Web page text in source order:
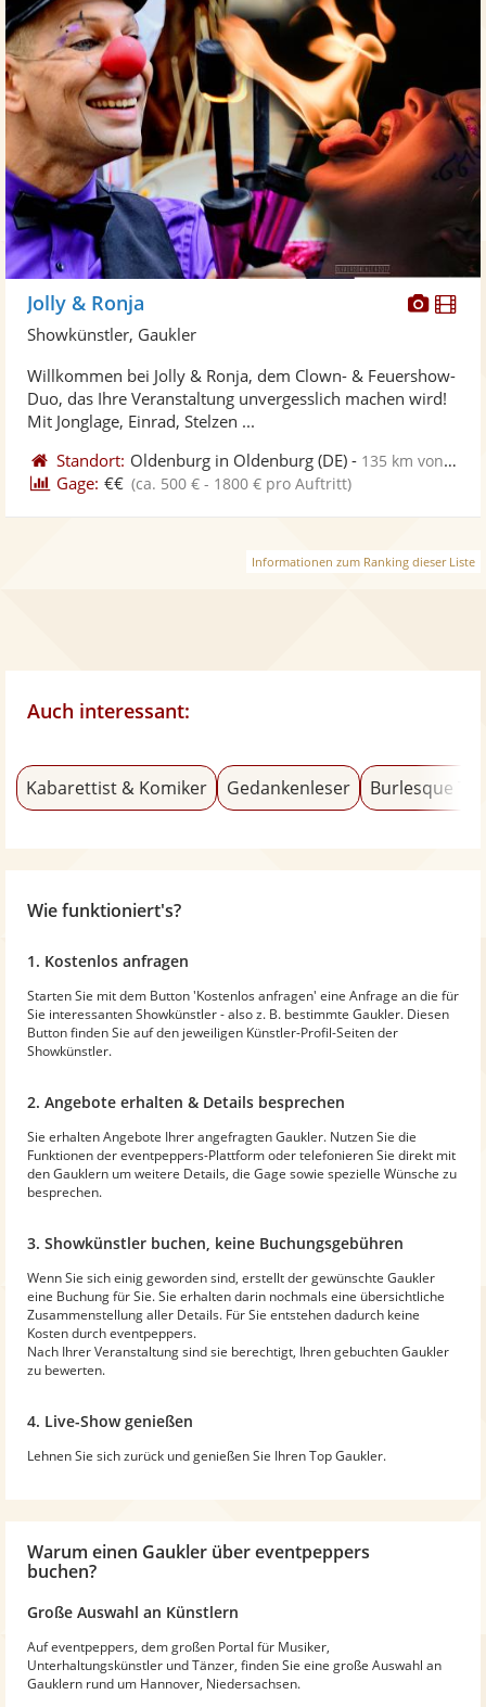
Fotos
Jolly & Ronja
Showkünstler, Gaukler
Willkommen bei Jolly & Ronja, dem Clown- & Feuershow-
Duo, das Ihre Veranstaltung unvergesslich machen wird!
Mit Jonglage, Einrad, Stelzen ...
Standort: Oldenburg in Oldenburg (DE) - 135 km von Hannover
Gage: €€ (ca. 500 € - 1800 € pro Auftritt)
Informationen zum Ranking dieser Liste
Auch interessant:
Kabarettist & Komiker Gedankenleser Burlesque
Wie funktioniert's?
1. Kostenlos anfragen
Starten Sie mit dem Button 'Kostenlos anfragen' eine Anfrage an die für
Sie interessanten Showkünstler - also z. B. bestimmte Gaukler. Diesen
Button finden Sie auf den jeweiligen Künstler-Profil-Seiten der
Showkünstler.
2. Angebote erhalten & Details besprechen
Sie erhalten Angebote Ihrer angefragten Gaukler. Nutzen Sie die
Funktionen der eventpeppers-Plattform oder telefonieren Sie direkt mit
den Gauklern um weitere Details, die Gage sowie spezielle Wünsche zu
besprechen.
3. Showkünstler buchen, keine Buchungsgebühren
Wenn Sie sich einig geworden sind, erstellt der gewünschte Gaukler
eine Buchung für Sie. Sie erhalten darin nochmals eine übersichtliche
Zusammenstellung aller Details. Für Sie entstehen dadurch keine
Kosten durch eventpeppers.
Nach Ihrer Veranstaltung sind sie berechtigt, Ihren gebuchten Gaukler
zu bewerten.
4. Live-Show genießen
Lehnen Sie sich zurück und genießen Sie Ihren Top Gaukler.
Warum einen Gaukler über eventpeppers
buchen?
Große Auswahl an Künstlern
Auf eventpeppers, dem großen Portal für Musiker,
Unterhaltungskünstler und Tänzer, finden Sie eine große Auswahl an
Gauklern rund um Hannover, Niedersachsen.